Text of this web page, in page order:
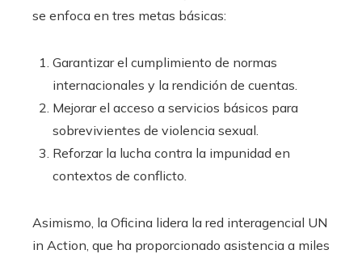
se enfoca en tres metas básicas:
Garantizar el cumplimiento de normas
internacionales y la rendición de cuentas.
Mejorar el acceso a servicios básicos para
sobrevivientes de violencia sexual.
Reforzar la lucha contra la impunidad en
contextos de conflicto.
Asimismo, la Oficina lidera la red interagencial UN
in Action, que ha proporcionado asistencia a miles